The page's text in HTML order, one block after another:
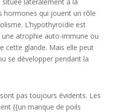
hormones qui jouent un rôle
L’hypothyroïdie est
atrophie auto-immune ou
cette glande. Mais elle peut
se développer pendant la
pas toujours évidents. Les
{{un manque de poils